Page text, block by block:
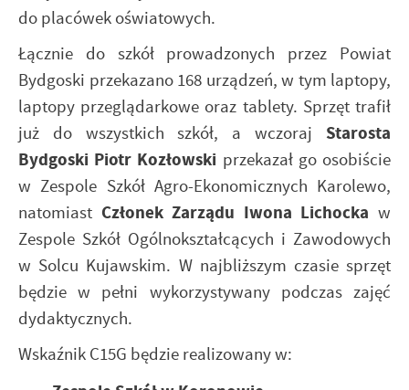
do placówek oświatowych.
Łącznie do szkół prowadzonych przez Powiat
Bydgoski przekazano 168 urządzeń, w tym laptopy,
laptopy przeglądarkowe oraz tablety. Sprzęt trafił
już do wszystkich szkół, a wczoraj Starosta
Bydgoski Piotr Kozłowski przekazał go osobiście
w Zespole Szkół Agro-Ekonomicznych Karolewo,
natomiast Członek Zarządu Iwona Lichocka w
Zespole Szkół Ogólnokształcących i Zawodowych
w Solcu Kujawskim. W najbliższym czasie sprzęt
będzie w pełni wykorzystywany podczas zajęć
dydaktycznych.
Wskaźnik C15G będzie realizowany w: